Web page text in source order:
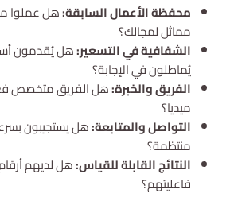
محفظة الأعمال السابقة:هل عملوا
مماثل لمجالك؟
الشفافية في التسعير:هل يُقدمون
يُماطلون في الإجابة؟
الفريق والخبرة:هل الفريق متخصص
ميديا؟
التواصل والمتابعة:هل يستجيبون
منتظمة؟
النتائج القابلة للقياس:هل لديهم
فاعليتهم؟